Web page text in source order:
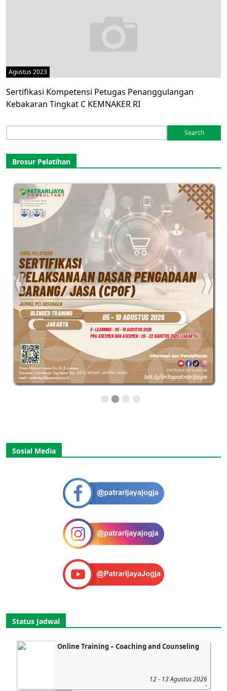
Agustus 2023
Sertifikasi Kompetensi Petugas Penanggulangan
Kebakaran Tingkat C KEMNAKER RI
for:
Brosur Pelatihan
Sosial Media
Status Jadwal
Online Training – Coaching and Counseling
12 - 13 Agustus 2026
-